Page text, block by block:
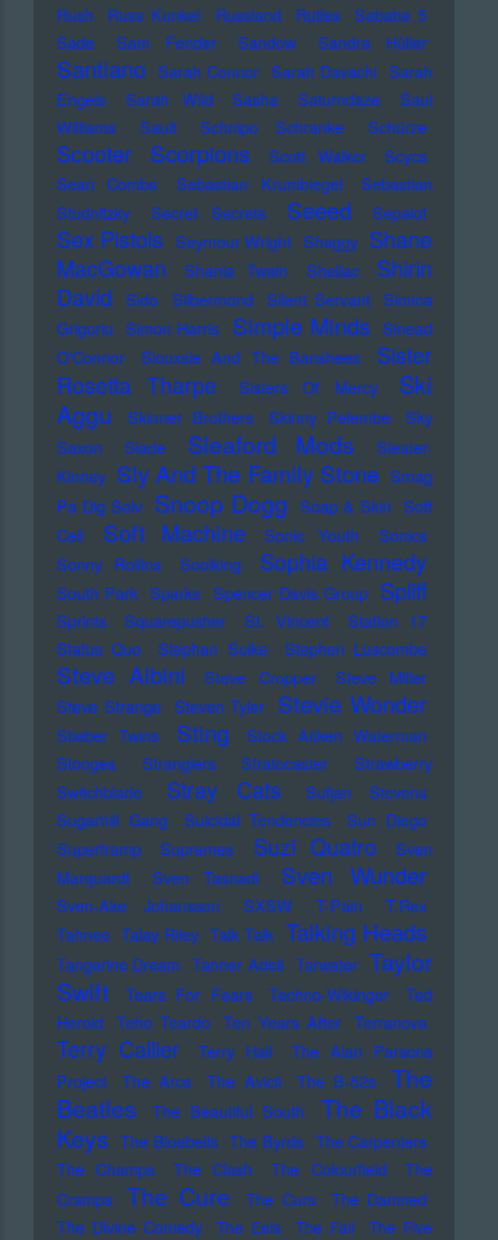
Rush
Russ Kunkel Russland Rutles
Sababa 5
Sade
Sam Fender Sandow Sandra Hüller
Santiano Sarah Connor Sarah Davachi Sarah
Engels
Sarah Wild Sasha Saturndaze
Saul
Williams
Sault Schnipo Schranke Schürze
Scooter Scorpions Scott Walker
Scycs
Sean Combs
Sebastian Krumbiegel
Sebastian
Studnitzky
Secret Secrets Seeed Sepalot
Sex Pistols Seymour Wright Shaggy Shane
MacGowan
Shania Twain Shellac
Shirin
David
Sido Silbermond Silent Servant Simina
Grigoriu Simon Harris Simple Minds Sinead
O'Connor
Siouxsie And The Banshees
Sister
Rosetta Tharpe
Sisters Of Mercy
Ski
Aggu
Skinner Brothers Skinny Pelembe
Sky
Saxon
Slade Sleaford Mods
Sleater-
Kinney Sly And The Family Stone Smag
Pa Dig Selv Snoop Dogg Soap & Skin Soft
Cell
Soft Machine Sonic Youth
Sonics
Sonny Rollins
Soolking Sophia Kennedy
South Park Sparks Spencer Davis Group Spliff
Sprints Squarepusher St. Vincent
Station 17
Status Quo
Stephan Sulke Stephen Luscombe
Steve Albini Steve Cropper
Steve Miller
Steve Strange Steven Tyler Stevie Wonder
Stieber Twins Sting
Stock Aitken Waterman
Stooges
Stranglers Stratocaster
Strawberry
Switchblade
Stray Cats
Sufjan Stevens
Sugarhill Gang
Suicidal Tendencies
Sun Diego
Supertramp
Supremes Suzi Quatro
Sven
Marquardt
Sven Tasnadi Sven Wunder
Sven-Ake Johansson SXSW T-Pain
T.Rex
Tahnee Talay Riley Talk Talk Talking Heads
Tangerine Dream Tanner Adell Tarwater Taylor
Swift
Tears For Fears Techno-Wikinger
Ted
Herold
Teho Teardo Ten Years After Terranova
Terry Callier Terry Hall
The Alan Parsons
Project
The Arcs The Avicii The B-52s
The
Beatles
The Beautiful South
The Black
Keys The Bluebells The Byrds The Carpenters
The Champs
The Clash The Colourfield
The
Cramps
The Cure The Curs
The Damned
The Divine Comedy
The Eels The Fall
The Five